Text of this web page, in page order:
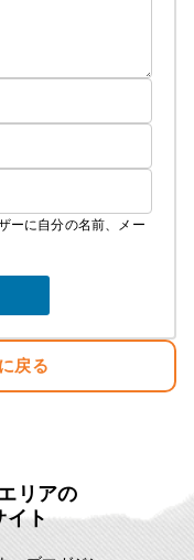
ては
￥4400
￥1430
￥770
￥825
￥7425
￥6600
ーに自分の名前、メー
戻る
リアの
イト